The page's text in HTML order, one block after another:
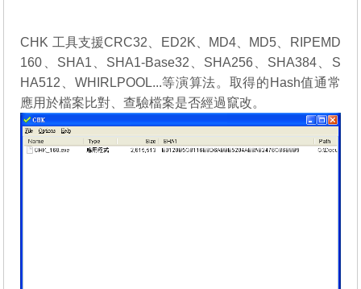
CHK 工具支援CRC32、ED2K、MD4、MD5、RIPEMD
160、SHA1、SHA1-Base32、SHA256、SHA384、S
HA512、WHIRLPOOL...等演算法。取得的Hash值通常
應用於檔案比對、查驗檔案是否經過竄改。